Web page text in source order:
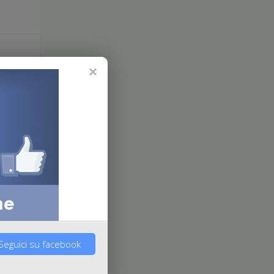
e le
il turismo
su facebook